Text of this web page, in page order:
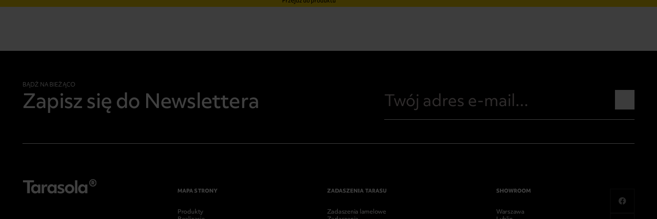
BĄDŹ NA BIEŻĄCO
Zapisz się do Newslettera
MAPA STRONY
Produkty
ZADASZENIA TARASU
Zadaszenia lamelowe
SHOWROOM
Warszawa